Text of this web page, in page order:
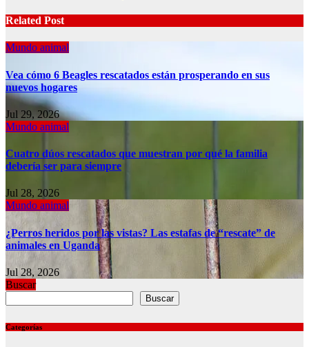
Related Post
Mundo animal
Vea cómo 6 Beagles rescatados están prosperando en sus
nuevos hogares
Jul 29, 2026
Mundo animal
Cuatro dúos rescatados que muestran por qué la familia
debería ser para siempre
Jul 28, 2026
Mundo animal
¿Perros heridos por las vistas? Las estafas de “rescate” de
animales en Uganda
Jul 28, 2026
Buscar
Buscar
Categorías